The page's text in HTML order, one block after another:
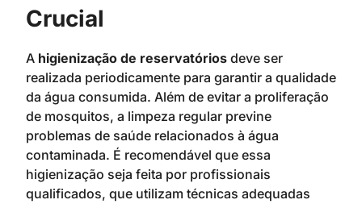
Crucial
A higienização de reservatórios deve ser
realizada periodicamente para garantir a qualidade
da água consumida. Além de evitar a proliferação
de mosquitos, a limpeza regular previne
problemas de saúde relacionados à água
contaminada. É recomendável que essa
higienização seja feita por profissionais
qualificados, que utilizam técnicas adequadas